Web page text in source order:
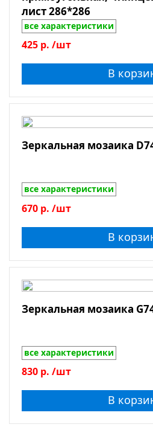
лист 286*286
все характеристики
425 р. /шт
В
Зеркальная мозаика
все характеристики
670 р. /шт
В
Зеркальная мозаика
все характеристики
830 р. /шт
В